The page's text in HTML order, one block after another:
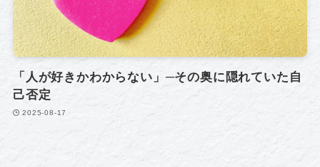
「人が好きかわからない」─その奥に隠れていた自
己否定
2025-08-17